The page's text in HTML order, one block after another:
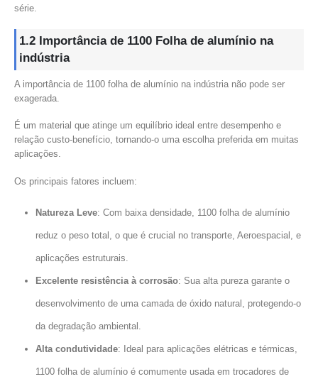
série.
1.2 Importância de 1100 Folha de alumínio na
indústria
A importância de 1100 folha de alumínio na indústria não pode ser
exagerada.
É um material que atinge um equilíbrio ideal entre desempenho e
relação custo-benefício, tornando-o uma escolha preferida em muitas
aplicações.
Os principais fatores incluem:
Natureza Leve: Com baixa densidade, 1100 folha de alumínio
reduz o peso total, o que é crucial no transporte, Aeroespacial, e
aplicações estruturais.
Excelente resistência à corrosão: Sua alta pureza garante o
desenvolvimento de uma camada de óxido natural, protegendo-o
da degradação ambiental.
Alta condutividade: Ideal para aplicações elétricas e térmicas,
1100 folha de alumínio é comumente usada em trocadores de